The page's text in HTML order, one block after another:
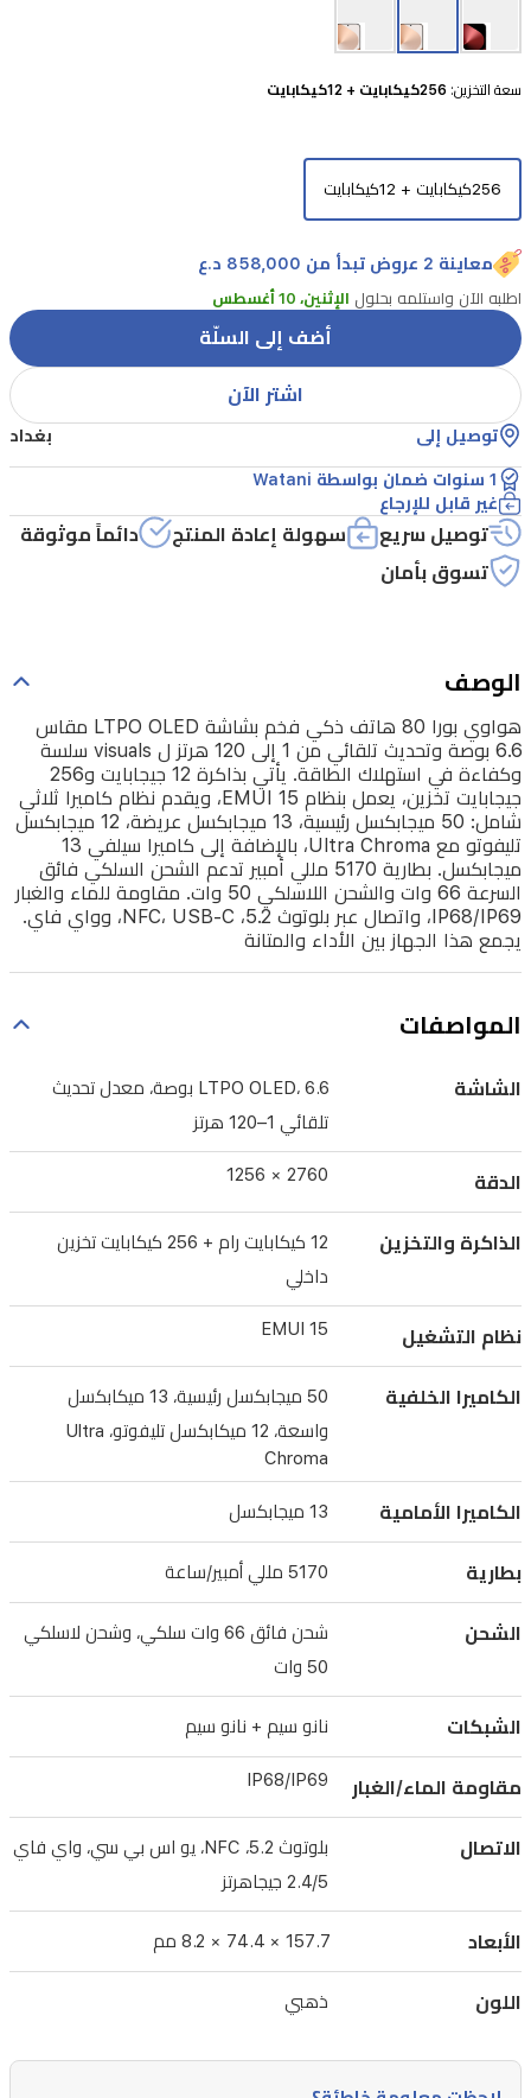
تلقائي
1
120
هرتز
ل
visuals
سلسة
وكفاءة
في
استهلاك
الطاقة.
يأتي
بذاكرة
12
جيجابايت
و256
يعمل
بنظام
EMUI
15،
ويقدم
نظام
كاميرا
ثلاثي
شامل:
ميجابكسل
13
عريضة،
12
ميجابكسل
تليفوتو
Chroma،
سيلفي
13
ميجابكسل.
بطارية
5170
مللي
السلكي
فائق
السرعة
وات
والشحن
50
سعة التخزين: 256كيكابايت + 12كيكابايت
256كيكابايت + 12كيكابايت
معاينة 2 عروض تبدأ من 858,000 د.ع
اطلبه الآن واستلمه بحلول الإثنين، 10 أغسطس
أضف إلى السلّة
اشتر الآن
توصيل إلى بغداد
1 سنوات ضمان بواسطة Watani
غير قابل للإرجاع
توصيل سريع سهولة إعادة المنتج
دائماً موثوقة
تسوق بأمان
الوصف
هواوي بورا 80 هاتف ذكي فخم بشاشة LTPO OLED مقاس
6.6 بوصة وتحديث تلقائي من 1 إلى 120 هرتز ل visuals سلسة
وكفاءة في استهلاك الطاقة. يأتي بذاكرة 12 جيجابايت و256
جيجابايت تخزين، يعمل بنظام EMUI 15، ويقدم نظام كاميرا ثلاثي
شامل: 50 ميجابكسل رئيسية، 13 ميجابكسل عريضة، 12 ميجابكسل
تليفوتو مع Ultra Chroma، بالإضافة إلى كاميرا سيلفي 13
ميجابكسل. بطارية 5170 مللي أمبير تدعم الشحن السلكي فائق
السرعة 66 وات والشحن اللاسلكي 50 وات. مقاومة للماء والغبار
IP68/IP69، واتصال عبر بلوتوث 5.2، NFC، USB-C، وواي فاي.
يجمع هذا الجهاز بين الأداء والمتانة
المواصفات
الشاشة
LTPO OLED، 6.6 بوصة، معدل تحديث
تلقائي 1–120 هرتز
الدقة 2760 × 1256
الذاكرة والتخزين
12 كيكابايت رام + 256 كيكابايت تخزين
داخلي
نظام التشغيل EMUI 15
الكاميرا الخلفية
50 ميجابكسل رئيسية، 13 ميكابكسل
واسعة، 12 ميكابكسل تليفوتو، Ultra
Chroma
الكاميرا الأمامية 13 ميجابكسل
بطارية 5170 مللي أمبير/ساعة
الشحن
شحن فائق 66 وات سلكي، وشحن لاسلكي
50 وات
الشبكات نانو سيم + نانو سيم
مقاومة الماء/الغبار IP68/IP69
الاتصال
بلوتوث 5.2، NFC، يو اس بي سي، واي فاي
2.4/5 جيجاهرتز
الأبعاد 157.7 × 74.4 × 8.2 مم
اللون ذهبي